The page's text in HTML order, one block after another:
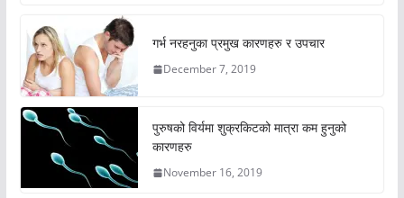
गर्भ नरहनुका प्रमुख कारणहरु र उपचार
December 7, 2019
पुरुषको विर्यमा शुक्रकिटको मात्रा कम हुनुको
कारणहरु
November 16, 2019